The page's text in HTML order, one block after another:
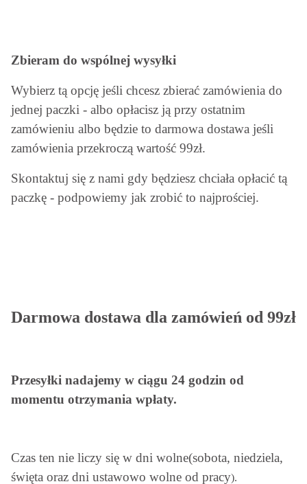
Zbieram do wspólnej wysyłki
Wybierz tą opcję jeśli chcesz zbierać zamówienia do
jednej paczki - albo opłacisz ją przy ostatnim
zamówieniu albo będzie to darmowa dostawa jeśli
zamówienia przekroczą wartość 99zł.
Skontaktuj się z nami gdy będziesz chciała opłacić tą
paczkę - podpowiemy jak zrobić to najprościej.
Darmowa dostawa dla zamówień od 99zł
Przesyłki nadajemy w ciągu 24 godzin od
momentu otrzymania wpłaty.
Czas ten nie liczy się w dni wolne(sobota, niedziela,
święta oraz dni ustawowo wolne od pracy).